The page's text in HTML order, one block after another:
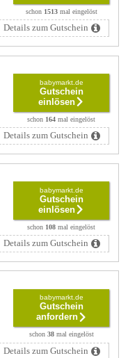
schon 1513mal eingelöst
Details zum Gutschein
babymarkt.de
Gutschein
einlösen
schon 164 mal eingelöst
Details zum Gutschein
babymarkt.de
Gutschein
einlösen
schon 108 mal eingelöst
Details zum Gutschein
babymarkt.de
Gutschein
anfordern
schon 38mal eingelöst
Details zum Gutschein